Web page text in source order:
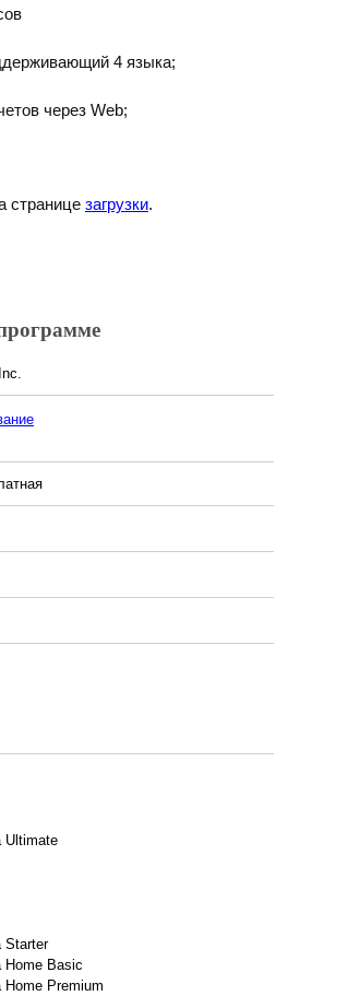
4 языка;
через Web;
странице загрузки.
Ultimate
Starter
Home Basic
Premium